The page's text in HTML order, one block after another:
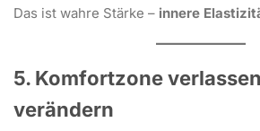
Das ist wahre Stärke – innere
5. Komfortzone
verändern